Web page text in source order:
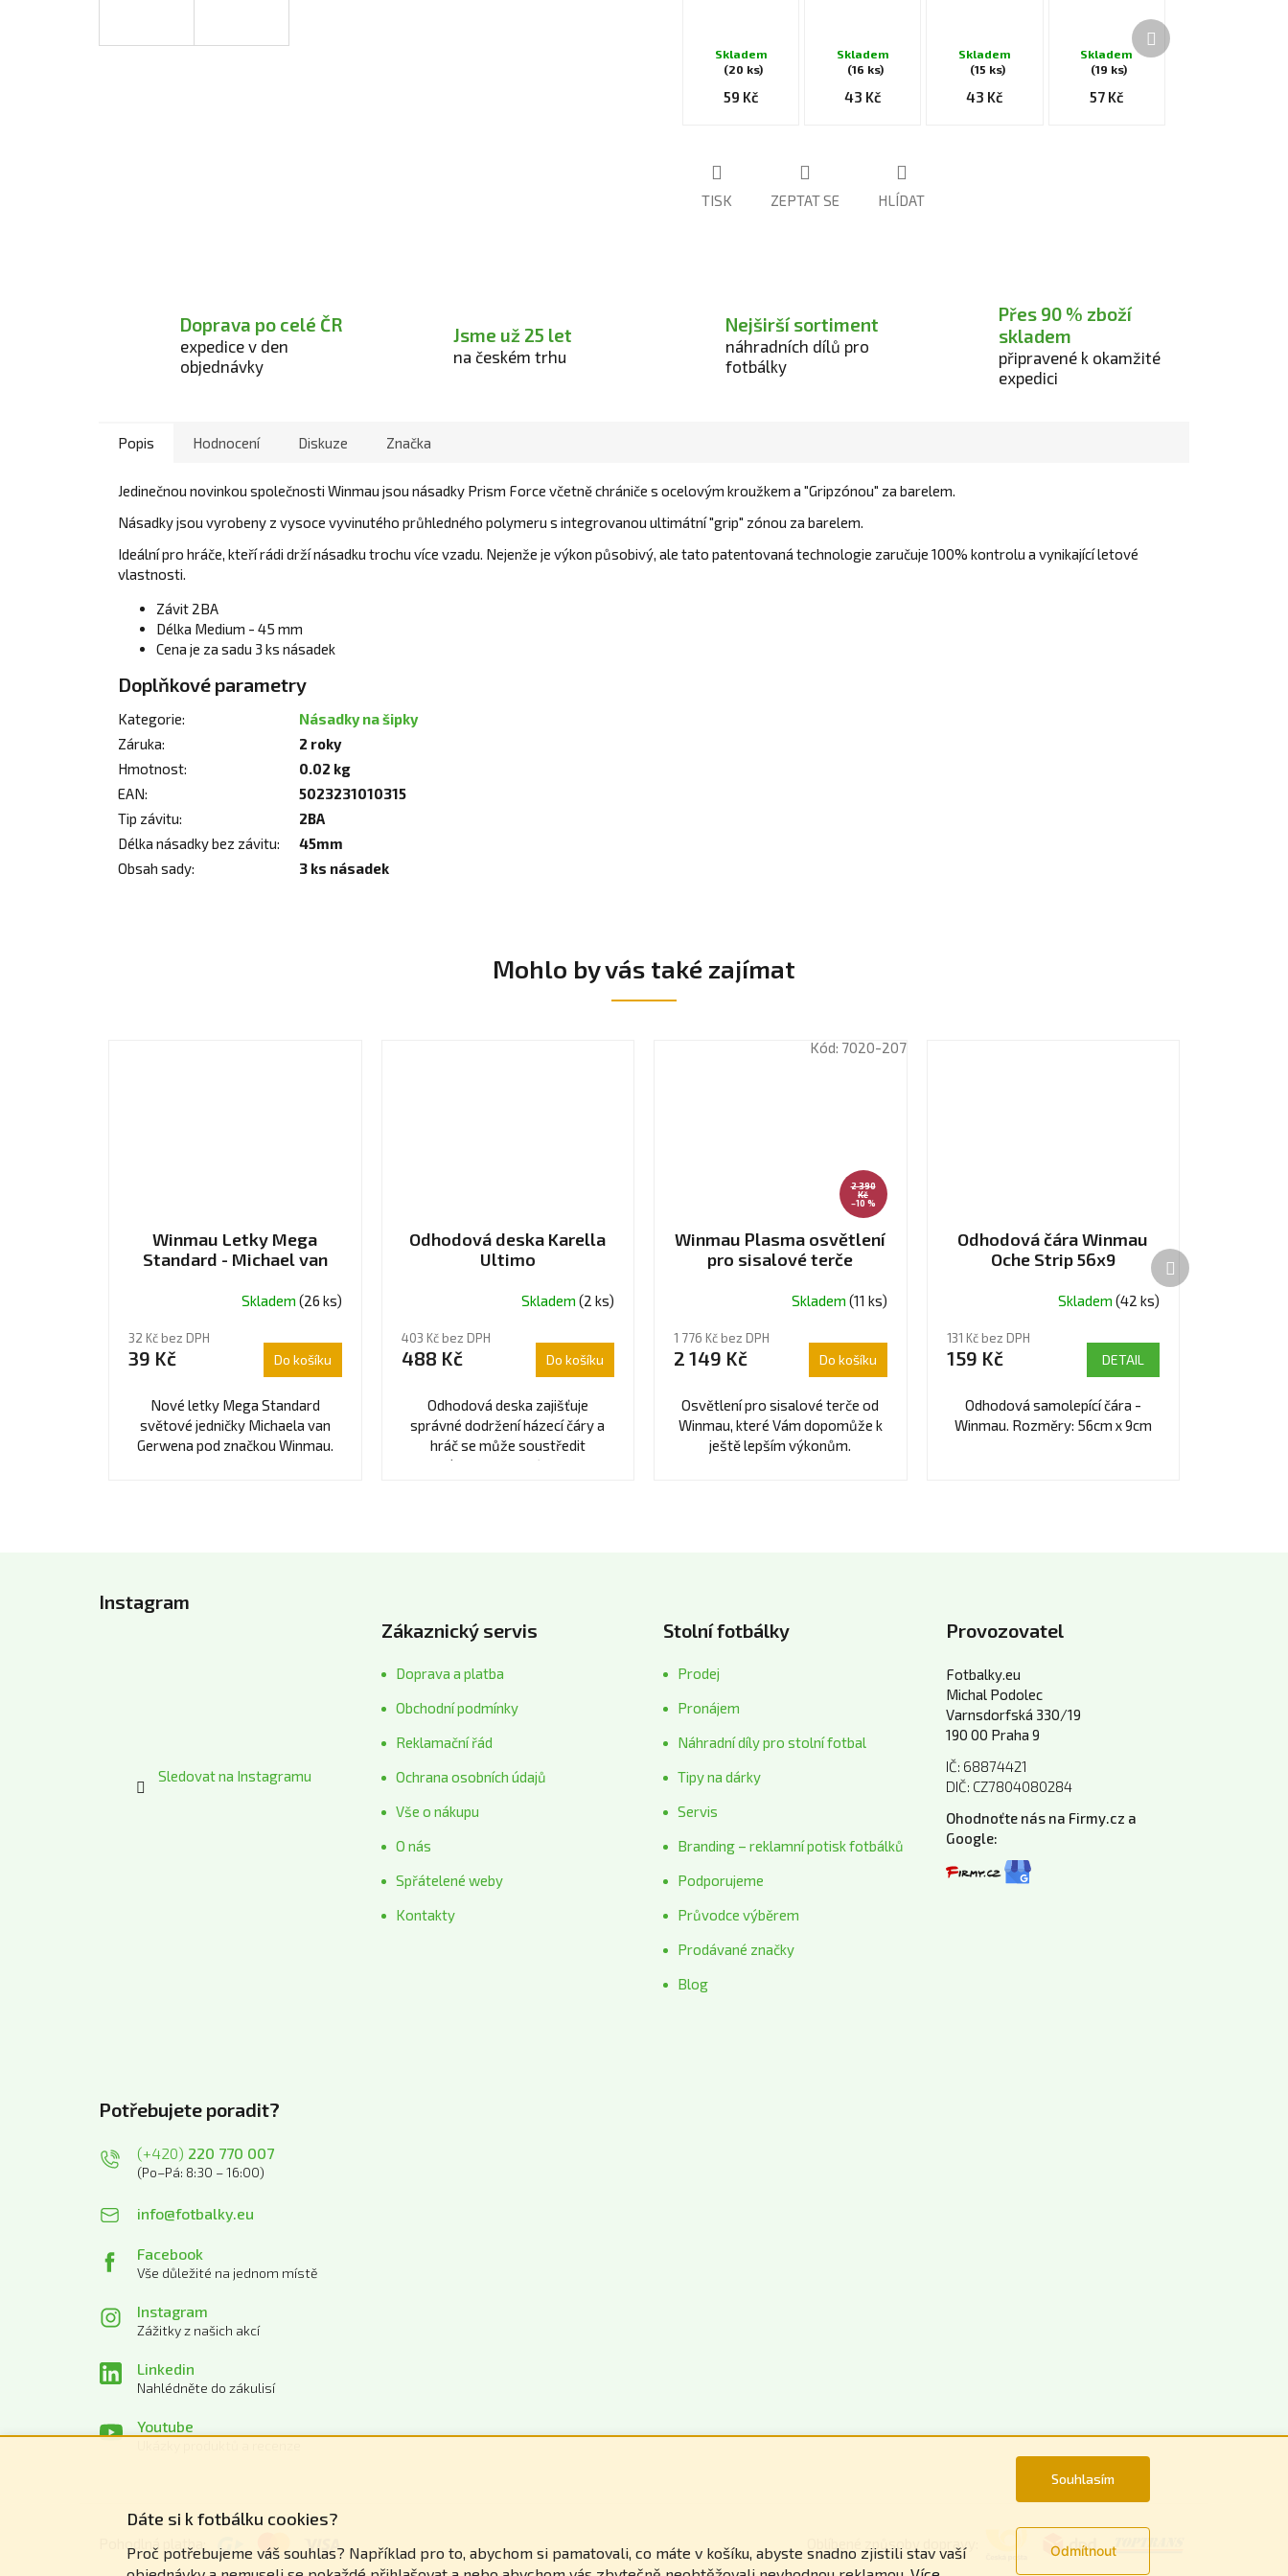
Dáte si k fotbálku cookies?
Proč potřebujeme váš souhlas? Například pro to, abychom si pamatovali, co máte v košíku, abyste snadno zjistili stav vaší
Souhlasím
Odmítnout
Skladem
(20 ks)
59 Kč
Skladem
(16 ks)
43 Kč
Skladem
(15 ks)
43 Kč
Skladem
(19 ks)
57 Kč
Další
produkt
TISK ZEPTAT SE HLÍDAT
Doprava po celé ČR
expedice v den
objednávky
Jsme už 25 let
na českém trhu
Nejširší sortiment
náhradních dílů pro
fotbálky
Přes 90 % zboží
skladem
připravené k okamžité
expedici
Popis Hodnocení Diskuze Značka
Jedinečnou novinkou společnosti Winmau jsou násadky Prism Force včetně chrániče s ocelovým kroužkem a "Gripzónou" za barelem.
Násadky jsou vyrobeny z vysoce vyvinutého průhledného polymeru s integrovanou ultimátní "grip" zónou za barelem.
Ideální pro hráče, kteří rádi drží násadku trochu více vzadu. Nejenže je výkon působivý, ale tato patentovaná technologie zaručuje 100% kontrolu a vynikající letové
vlastnosti.
Závit 2BA
Délka Medium - 45 mm
Cena je za sadu 3 ks násadek
Doplňkové parametry
Kategorie:
Násadky na šipky
Záruka:
2 roky
Hmotnost:
0.02 kg
EAN:
5023231010315
Tip závitu:
2BA
Délka násadky bez závitu:
45mm
Obsah sady: 3 ks násadek
Mohlo by vás také zajímat
Winmau Letky Mega
Standard - Michael van
Skladem (26 ks)
32 Kč bez DPH
39 Kč Do košíku
Nové letky Mega Standard
světové jedničky Michaela van
Gerwena pod značkou Winmau.
Odhodová deska Karella
Ultimo
Skladem (2 ks)
403 Kč bez DPH
488 Kč Do košíku
Odhodová deska zajišťuje
správné dodržení házecí čáry a
hráč se může soustředit
výhradně na svůj hod.
2 390
Kč
–10 %
Winmau Plasma osvětlení
pro sisalové terče
produktu
je
5
hvězdiček.
Kód: 7020-207
Skladem (11 ks)
1 776 Kč bez DPH
2 149 Kč Do košíku
Osvětlení pro sisalové terče od
Winmau, které Vám dopomůže k
ještě lepším výkonům.
Odhodová čára Winmau
Oche Strip 56x9
Skladem (42 ks)
131 Kč bez DPH
159 Kč DETAIL
Odhodová samolepící čára -
Winmau. Rozměry: 56cm x 9cm
Další
produkt
Instagram
Sledovat na Instagramu
Zákaznický servis
Doprava a platba
Obchodní podmínky
Reklamační řád
Ochrana osobních údajů
Vše o nákupu
O nás
Spřátelené weby
Kontakty
Stolní fotbálky
Prodej
Pronájem
Náhradní díly pro stolní fotbal
Tipy na dárky
Servis
Branding – reklamní potisk fotbálků
Podporujeme
Průvodce výběrem
Prodávané značky
Blog
Provozovatel
Fotbalky.eu
Michal Podolec
Varnsdorfská 330/19
190 00 Praha 9
IČ: 68874421
DIČ: CZ7804080284
Ohodnoťte nás na Firmy.cz a
Google:
Potřebujete poradit?
(+420) 220 770 007
(Po–Pá: 8:30 – 16:00)
info@fotbalky.eu
Facebook
Vše důležité na jednom místě
Instagram
Zážitky z našich akcí
Linkedin
Nahlédněte do zákulisí
Youtube
Pohodlná platba: Oblíbené způsoby dopravy: